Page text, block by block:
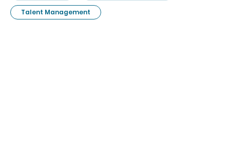
Talent Management